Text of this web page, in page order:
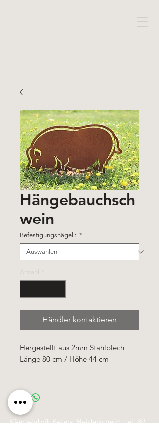
Hängebauchsch
wein
Befestigungsnägel : *
Anzahl
Händler kontaktieren
Hergestellt aus 2mm Stahlblech
Länge 80 cm / Höhe 44 cm
Käerzefabrik Peters, Heiderscheid, Tel.89